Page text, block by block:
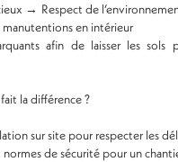
→ Respect de
en intérieur
afin de laisser les sols
la différence ?
sur site pour respecter les
de sécurité pour un